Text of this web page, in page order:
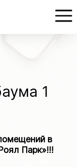
1
в
Парк»!!!